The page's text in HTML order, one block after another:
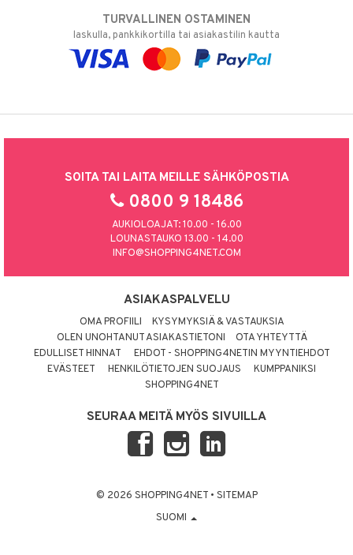
TURVALLINEN OSTAMINEN
laskulla, pankkikortilla tai asiakastilin kautta
SOITA TAI LAITA MEILLE SÄHKÖPOSTIA
0800 9 18486
AUKIOLOAJAT: 10.00 - 16.00
LOUNASTAUKO 13.00 - 14.00
INFO@SHOPPING4NET.COM
ASIAKASPALVELU
OMA PROFIILI
KYSYMYKSIÄ & VASTAUKSIA
OLEN UNOHTANUT ASIAKASTIETONI
OTA YHTEYTTÄ
EDULLISET HINNAT
EHDOT - SHOPPING4NETIN MYYNTIEHDOT
EVÄSTEET
HENKILÖTIETOJEN SUOJAUS
KUMPPANIKSI
SHOPPING4NET
SEURAA MEITÄ MYÖS SIVUILLA
© 2026 SHOPPING4NET • SITEMAP
SUOMI